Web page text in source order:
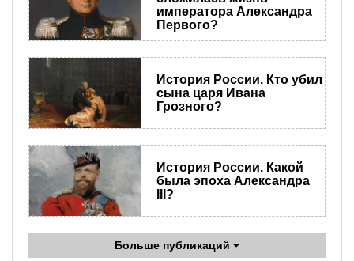
императора Александра
Первого?
История России. Кто убил
сына царя Ивана
Грозного?
История России. Какой
была эпоха Александра
III?
Больше публикаций